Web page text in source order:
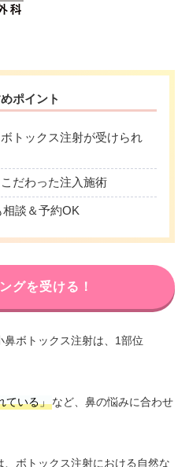
ポイント
トックス注射が受けられ
だわった注入施術
相談＆予約OK
グを受ける！
ボトックス注射は、1部位
ている」など、鼻の悩みに合わせ
ボトックス注射における自然な